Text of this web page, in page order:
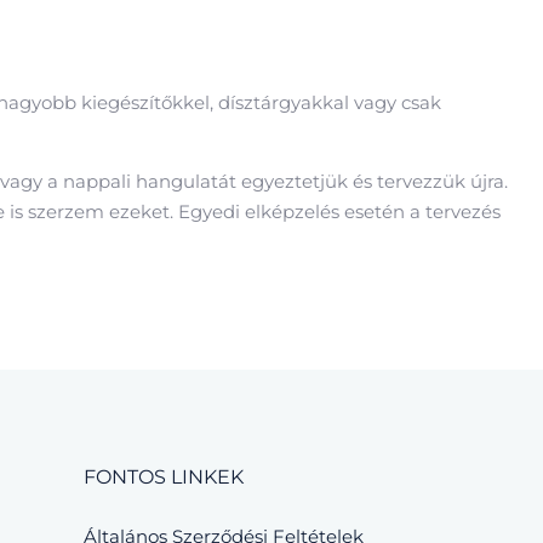
kiegészítőkkel, dísztárgyakkal vagy csak
a nappali hangulatát egyeztetjük és tervezzük újra.
szerzem ezeket. Egyedi elképzelés esetén a tervezés
FONTOS LINKEK
Általános Szerződési Feltételek